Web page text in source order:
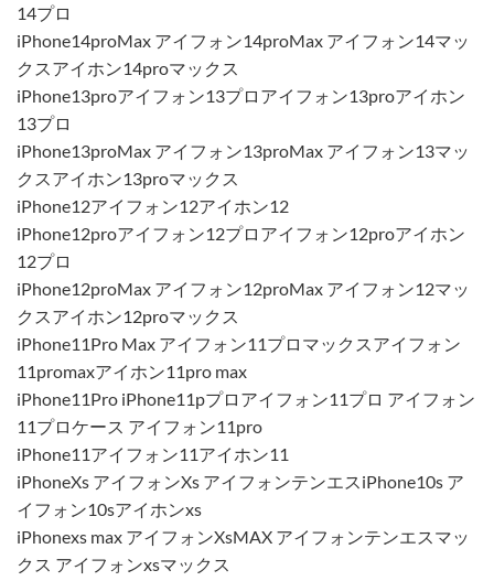
14プロ
iPhone14proMax アイフォン14proMax アイフォン14マッ
クスアイホン14proマックス
iPhone13proアイフォン13プロアイフォン13proアイホン
13プロ
iPhone13proMax アイフォン13proMax アイフォン13マッ
クスアイホン13proマックス
iPhone12アイフォン12アイホン12
iPhone12proアイフォン12プロアイフォン12proアイホン
12プロ
iPhone12proMax アイフォン12proMax アイフォン12マッ
クスアイホン12proマックス
iPhone11Pro Max アイフォン11プロマックスアイフォン
11promaxアイホン11pro max
iPhone11Pro iPhone11pプロアイフォン11プロ アイフォン
11プロケース アイフォン11pro
iPhone11アイフォン11アイホン11
iPhoneXs アイフォンXs アイフォンテンエスiPhone10s ア
イフォン10sアイホンxs
iPhonexs max アイフォンXsMAX アイフォンテンエスマッ
クス アイフォンxsマックス